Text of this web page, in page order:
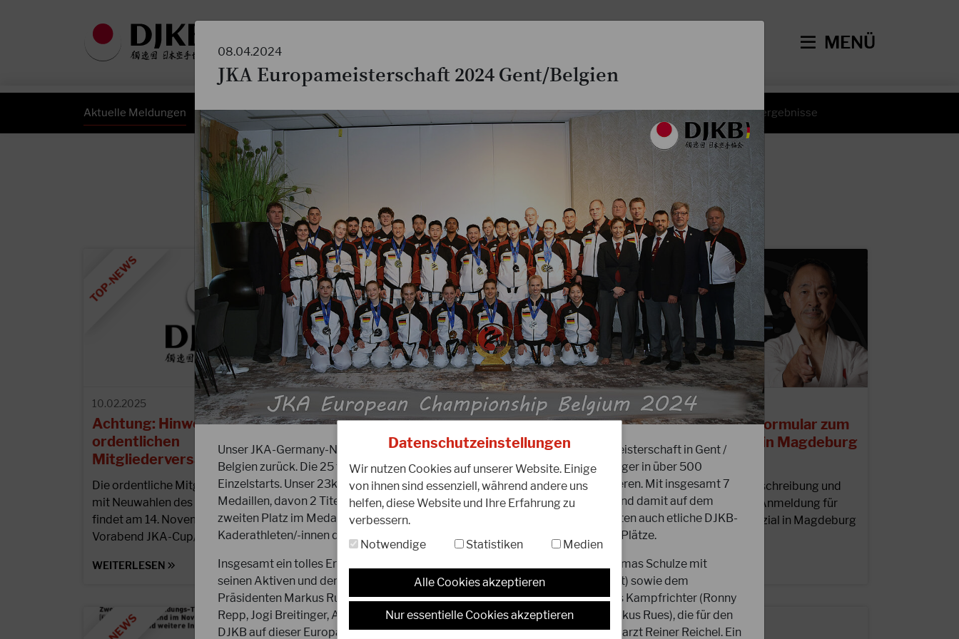
Datenschutzeinstellungen
Wir nutzen Cookies auf unserer Website. Einige
von ihnen sind essenziell, während andere uns
helfen, diese Website und Ihre Erfahrung zu
verbessern.
Notwendige
Statistiken Medien
Alle Cookies akzeptieren
Nur essentielle Cookies akzeptieren
MENÜ
Aktuelle Meldungen DJKB Newsletter JKA-Magazine Lehrgangs- & Wettkampfberichte Wettkampfergebnisse
Aktuelle Meldungen
10.02.2025
Achtung: Hinweis zur
ordentlichen
Mitgliederversammlung 2025
Die ordentliche Mitgliederversammlung
mit Neuwahlen des Präsidiums des DJKB
findet am 14. November 2025 statt (am
Vorabend JKA-Cup/German Open).
WEITERLESEN
05.02.2025
Herzlichen Glückwunsch an
Klaus Bösche zum 50jährigen
Am 5. Februar 2025 feiert Klaus Bösche ein
ganz besonderes Jubiläum: sein 50-
jähriges Karate-Engagement. Ein halbes
Jahrhundert voller Training,…
30.01.2025
Achtung: Anmeldeformular zum
Kata-Spezial 2025 in Magdeburg
online!
Liebe Mitglieder, die Ausschreibung und
das Online-Formular zur Anmeldung für
das diesjährige Kata-Spezial in Magdeburg
steht nun online auf der…
WEITERLESEN
08.04.2024
JKA Europameisterschaft 2024 Gent/Belgien
Unser JKA-Germany-Nationalteam kehrte erfolgreich von der JKA-Europameisterschaft in Gent /
Belgien zurück. Die 25 teilnehmenden Nationen entsandten 450 Leistungsträger in über 500
Einzelstarts. Unser 23köpfiges DJKB-Team konnte sich hier sehr gut präsentieren. Mit insgesamt 7
Medaillen, davon 2 Titel, 2 Vizetitel und 3 Bronzemedaillen landete Deutschland damit auf dem
zweiten Platz im Medaillenspiegel. Neben den Podiumsplatzierungen erreichten auch etliche DJKB-
Kaderathleten/-innen die Poolfinals und sicherten sich hier sehr gute 4. und 5. Plätze.
Insgesamt ein tolles Ergebnis über das sich Teamchef und Bundestrainer Thomas Schulze mit
seinen Aktiven und den zusätzlichen Coaches (Pascal Senn und Tobias Prüfert) sowie dem
Präsidenten Markus Rues freuen kann. Ein besonderer Dank geht an die sechs Kampfrichter (Ronny
Repp, Jogi Breitinger, Andreas Leitner, Anika Lapp, Michael Reinhard und Markus Rues), die für den
DJKB auf dieser Europameisterschaft im Einsatz waren, sowie dem Verbandsarzt Reiner Reichel. Ein